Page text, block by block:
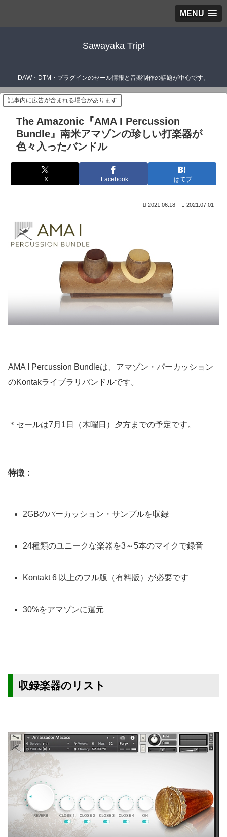
MENU
Sawayaka Trip!
DAW・DTM・プラグインのセール情報と音楽制作の話題が中心です。
記事内に広告が含まれる場合があります
The Amazonic『AMA I Percussion
Bundle』南米アマゾンの珍しい打楽器が
色々入ったバンドル
X Facebook はてブ
2021.06.18 2021.07.01
AMA I Percussion Bundleは、アマゾン・パーカッション
のKontakライブラリバンドルです。
＊セールは7月1日（木曜日）夕方までの予定です。
特徴：
2GBのパーカッション・サンプルを収録
24種類のユニークな楽器を3～5本のマイクで録音
Kontakt 6 以上のフル版（有料版）が必要です
30%をアマゾンに還元
収録楽器のリスト